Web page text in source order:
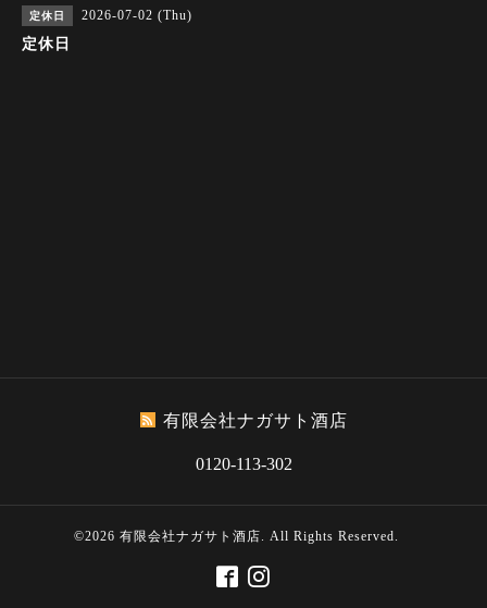
定休日 2026-07-02 (Thu)
定休日
有限会社ナガサト酒店
0120-113-302
©2026 有限会社ナガサト酒店. All Rights Reserved.